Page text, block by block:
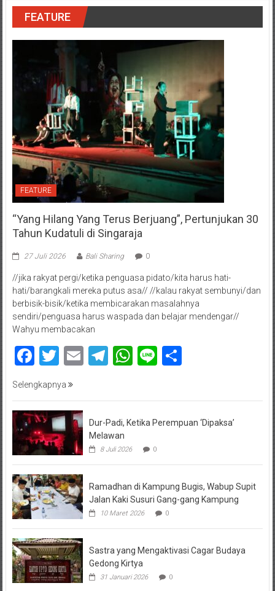
FEATURE
FEATURE
“Yang Hilang Yang Terus Berjuang”, Pertunjukan 30
Tahun Kudatuli di Singaraja
27 Juli 2026 Bali Sharing 0
//jika rakyat pergi/ketika penguasa pidato/kita harus hati-
hati/barangkali mereka putus asa// //kalau rakyat sembunyi/dan
berbisik-bisik/ketika membicarakan masalahnya
sendiri/penguasa harus waspada dan belajar mendengar//
Wahyu membacakan
Facebook
Twitter
EmailTelegram
WhatsApp
LineShare
Selengkapnya
Dur-Padi, Ketika Perempuan ‘Dipaksa’
Melawan
8 Juli 2026 0
Ramadhan di Kampung Bugis, Wabup Supit
Jalan Kaki Susuri Gang-gang Kampung
10 Maret 2026 0
Sastra yang Mengaktivasi Cagar Budaya
Gedong Kirtya
31 Januari 2026 0